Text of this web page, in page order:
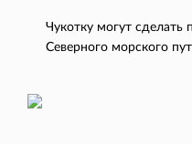
Чукотку могут сделать
Северного морского